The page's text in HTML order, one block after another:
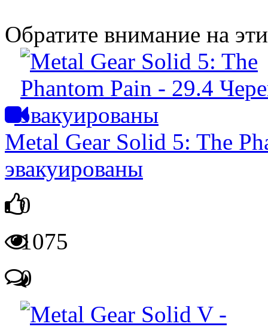
Обратите внимание на
Metal Gear Solid 5: The
эвакуированы
0
1075
0